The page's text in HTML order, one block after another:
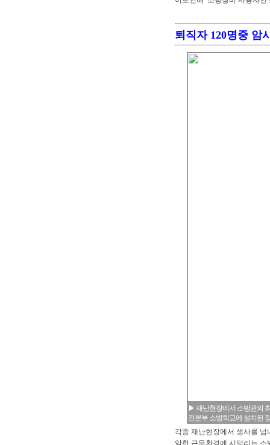
퇴직자 120명중 암
▶ 재난현장에서 소방관의
전본부 소방학교에 설치된
각종 재난현장에서 생사를
악한 근무환경에 시달리는